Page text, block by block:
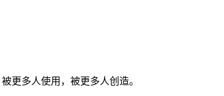
更多人使用，被更多人创造。